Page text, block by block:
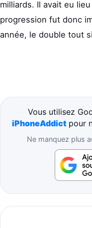
milliards. Il avait eu
progression fut donc
année, le double tout
Vous utilisez
iPhoneAddict pour
Ne manquez plus